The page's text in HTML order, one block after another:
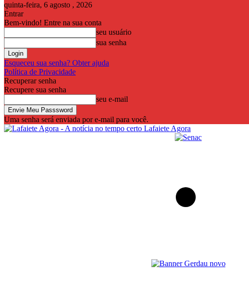
quinta-feira, 6 agosto , 2026
Entrar
Bem-vindo! Entre na sua conta
seu usuário
sua senha
Esqueceu sua senha? Obter ajuda
Política de Privacidade
Recuperar senha
Recupere sua senha
seu e-mail
Uma senha será enviada por e-mail para você.
Lafaiete Agora